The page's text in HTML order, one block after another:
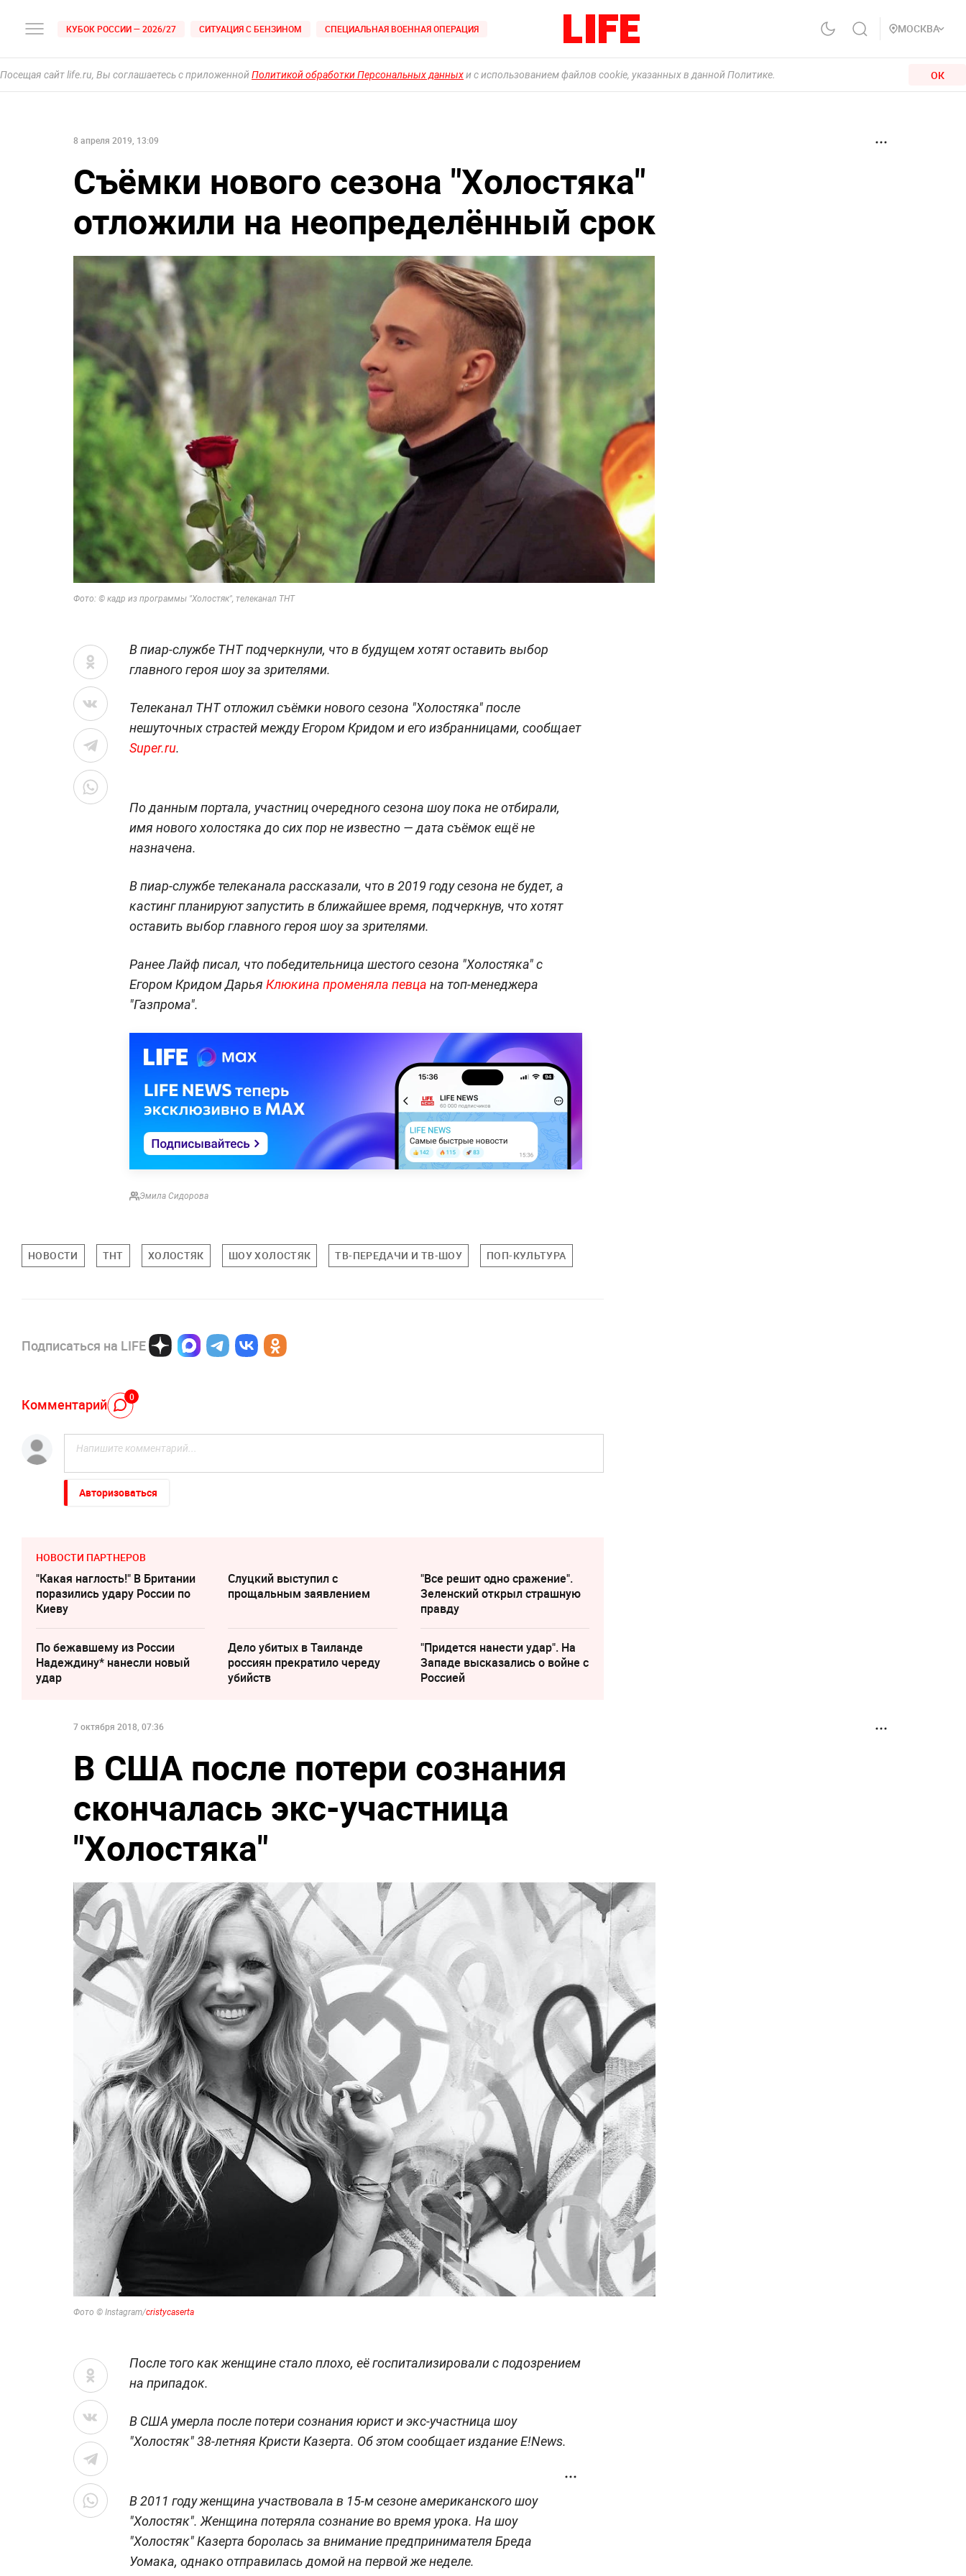
КУБОК РОССИИ — 2026/27 СИТУАЦИЯ С БЕНЗИНОМ СПЕЦИАЛЬНАЯ ВОЕННАЯ ОПЕРАЦИЯ МОСКВА
Посещая сайт life.ru, Вы соглашаетесь с приложеннойПолитикой обработки Персональных данныхи с использованием файлов cookie, указанных в данной Политике. ОК
8 апреля 2019, 13:09
Съёмки нового сезона "Холостяка"
отложили на неопределённый срок
Фото: © кадр из программы "Холостяк", телеканал ТНТ
В пиар-службе ТНТ подчеркнули, что в будущем хотят оставить выбор
главного героя шоу за зрителями.
Телеканал ТНТ отложил съёмки нового сезона "Холостяка" после
нешуточных страстей между Егором Кридом и его избранницами, сообщает
Super.ru.
По данным портала, участниц очередного сезона шоу пока не отбирали,
имя нового холостяка до сих пор не известно — дата съёмок ещё не
назначена.
В пиар-службе телеканала рассказали, что в 2019 году сезона не будет, а
кастинг планируют запустить в ближайшее время, подчеркнув, что хотят
оставить выбор главного героя шоу за зрителями.
Ранее Лайф писал, что победительница шестого сезона "Холостяка" с
Егором Кридом Дарья Клюкина променяла певца на топ-менеджера
"Газпрома".
Эмила Сидорова
НОВОСТИ ТНТ ХОЛОСТЯК ШОУ ХОЛОСТЯК ТВ-ПЕРЕДАЧИ И ТВ-ШОУ ПОП-КУЛЬТУРА
Подписаться на LIFE
Комментарий 0
Авторизоваться
НОВОСТИ ПАРТНЕРОВ
"Какая наглость!" В Британии
поразились удару России по
Киеву
Слуцкий выступил с
прощальным заявлением
"Все решит одно сражение".
Зеленский открыл страшную
правду
По бежавшему из России
Надеждину* нанесли новый
удар
Дело убитых в Таиланде
россиян прекратило череду
убийств
"Придется нанести удар". На
Западе высказались о войне с
Россией
7 октября 2018, 07:36
В США после потери сознания
скончалась экс-участница
"Холостяка"
Фото © Instagram/cristycaserta
После того как женщине стало плохо, её госпитализировали с подозрением
на припадок.
В США умерла после потери сознания юрист и экс-участница шоу
"Холостяк" 38-летняя Кристи Казерта. Об этом сообщает издание E!News.
В 2011 году женщина участвовала в 15-м сезоне американского шоу
"Холостяк". Женщина потеряла сознание во время урока. На шоу
"Холостяк" Казерта боролась за внимание предпринимателя Бреда
Уомака, однако отправилась домой на первой же неделе.